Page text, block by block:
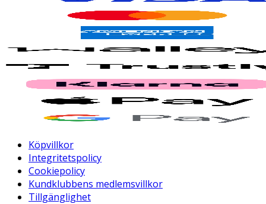
Köpvillkor
Integritetspolicy
Cookiepolicy
Kundklubbens medlemsvillkor
Tillgänglighet